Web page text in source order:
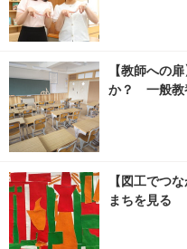
【教師への
か？ 一般教
【図工でつ
まちを見る